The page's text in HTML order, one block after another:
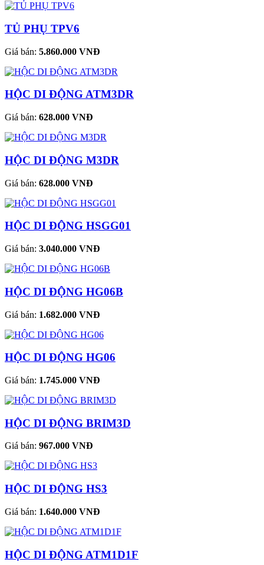
TỦ PHỤ TPV6
Giá bán: 5.860.000 VNĐ
HỘC DI ĐỘNG ATM3DR
Giá bán: 628.000 VNĐ
HỘC DI ĐỘNG M3DR
Giá bán: 628.000 VNĐ
HỘC DI ĐỘNG HSGG01
Giá bán: 3.040.000 VNĐ
HỘC DI ĐỘNG HG06B
Giá bán: 1.682.000 VNĐ
HỘC DI ĐỘNG HG06
Giá bán: 1.745.000 VNĐ
HỘC DI ĐỘNG BRIM3D
Giá bán: 967.000 VNĐ
HỘC DI ĐỘNG HS3
Giá bán: 1.640.000 VNĐ
HỘC DI ĐỘNG ATM1D1F